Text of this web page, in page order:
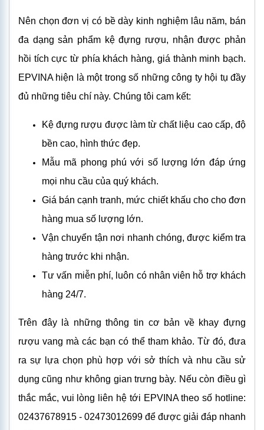
Nên chọn đơn vị có bề dày kinh nghiệm lâu năm, bán
đa dạng sản phẩm kệ đựng rượu, nhận được phản
hồi tích cực từ phía khách hàng, giá thành minh bạch.
EPVINA hiện là một trong số những công ty hội tụ đầy
đủ những tiêu chí này. Chúng tôi cam kết:
Kệ đựng rượu được làm từ chất liệu cao cấp, độ
bền cao, hình thức đẹp.
Mẫu mã phong phú với số lượng lớn đáp ứng
mọi nhu cầu của quý khách.
Giá bán cạnh tranh, mức chiết khấu cho cho đơn
hàng mua số lượng lớn.
Vận chuyển tận nơi nhanh chóng, được kiểm tra
hàng trước khi nhận.
Tư vấn miễn phí, luôn có nhân viên hỗ trợ khách
hàng 24/7.
Trên đây là những thông tin cơ bản về khay đựng
rượu vang mà các bạn có thể tham khảo. Từ đó, đưa
ra sự lựa chọn phù hợp với sở thích và nhu cầu sử
dụng cũng như không gian trưng bày. Nếu còn điều gì
thắc mắc, vui lòng liên hệ tới EPVINA theo số hotline:
02437678915 - 02473012699 để được giải đáp nhanh